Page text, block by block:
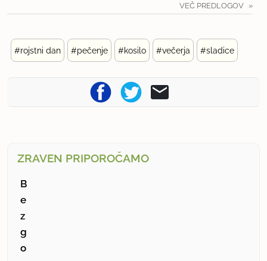
VEČ PREDLOGOV
#rojstni dan #pečenje #kosilo #večerja #sladice
ZRAVEN PRIPOROČAMO
B
e
z
g
o